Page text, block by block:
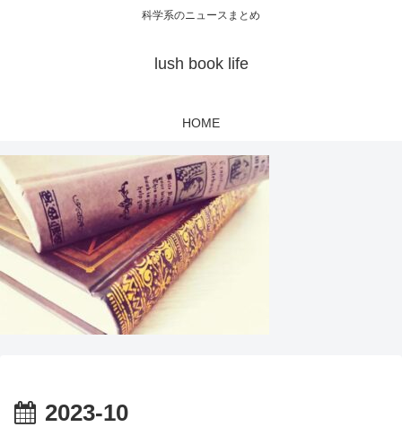
科学系のニュースまとめ
lush book life
HOME
2023-10